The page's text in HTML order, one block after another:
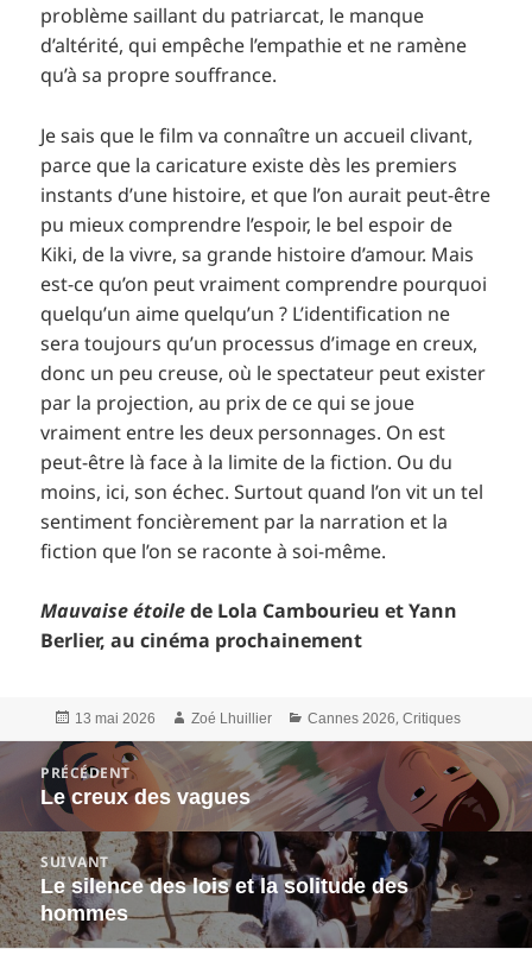
problème saillant du patriarcat, le manque
d’altérité, qui empêche l’empathie et ne ramène
qu’à sa propre souffrance.
Je sais que le film va connaître un accueil clivant,
parce que la caricature existe dès les premiers
instants d’une histoire, et que l’on aurait peut-être
pu mieux comprendre l’espoir, le bel espoir de
Kiki, de la vivre, sa grande histoire d’amour. Mais
est-ce qu’on peut vraiment comprendre pourquoi
quelqu’un aime quelqu’un ? L’identification ne
sera toujours qu’un processus d’image en creux,
donc un peu creuse, où le spectateur peut exister
par la projection, au prix de ce qui se joue
vraiment entre les deux personnages. On est
peut-être là face à la limite de la fiction. Ou du
moins, ici, son échec. Surtout quand l’on vit un tel
sentiment foncièrement par la narration et la
fiction que l’on se raconte à soi-même.
Mauvaise étoilede Lola Cambourieu et Yann
Berlier, au cinéma prochainement
Publié
le
13 mai 2026 Auteur
Zoé Lhuillier Catégories
Cannes 2026, Critiques
Navigation
de
l’article
PRÉCÉDENT
Article
précédent :
Le creux des vagues
SUIVANT
Article
suivant :
Le silence des lois et la solitude des
hommes